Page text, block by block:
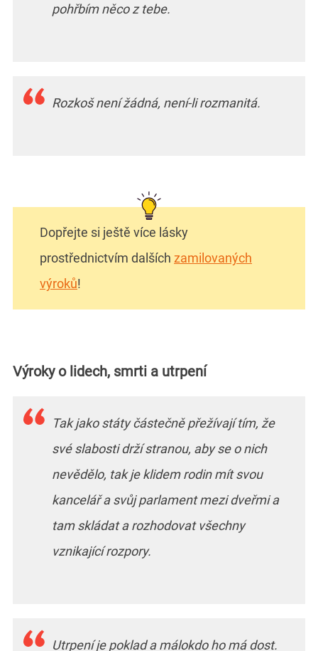
pohřbím něco z tebe.
Rozkoš není žádná, není-li rozmanitá.
Dopřejte si ještě více lásky
prostřednictvím dalších zamilovaných
výroků!
Výroky o lidech, smrti a utrpení
Tak jako státy částečně přežívají tím, že
své slabosti drží stranou, aby se o nich
nevědělo, tak je klidem rodin mít svou
kancelář a svůj parlament mezi dveřmi a
tam skládat a rozhodovat všechny
vznikající rozpory.
Utrpení je poklad a málokdo ho má dost.